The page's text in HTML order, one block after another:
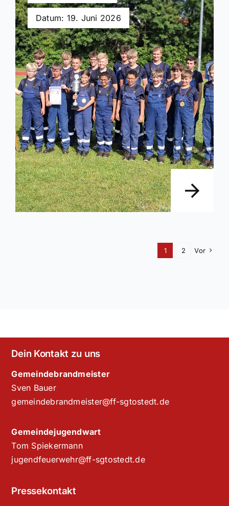
Datum: 19. Juni 2026
1 2 Vor
Dein Kontakt zu uns
Gemeindebrandmeister
Sven Bauer
gemeindebrandmeister@ff-sgtostedt.de
Gemeindejugendwart
Tom Spiekermann
jugendfeuerwehr@ff-sgtostedt.de
Pressekontakt